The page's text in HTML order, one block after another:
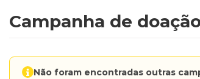
Campanha de
Não foram encontradas outras